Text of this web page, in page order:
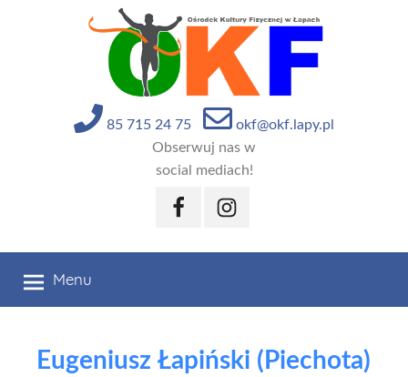
85 715 24 75
okf@okf.lapy.pl
Obserwuj nas w
social mediach!
FacebookInstagram
Menu
Eugeniusz Łapiński (Piechota)